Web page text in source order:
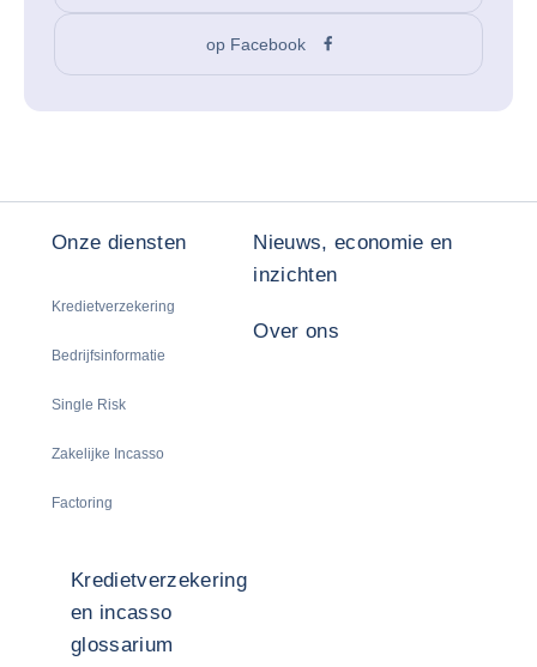
op Facebook
Onze diensten
Kredietverzekering
Bedrijfsinformatie
Single Risk
Zakelijke Incasso
Factoring
Nieuws, economie en
inzichten
Over ons
Kredietverzekering
en incasso
glossarium